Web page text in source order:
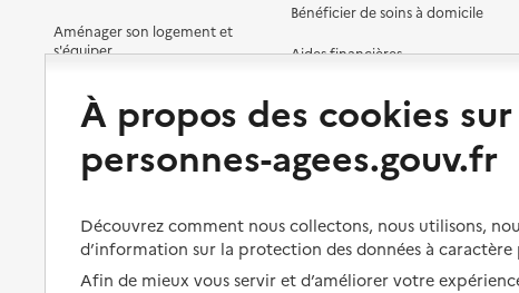
Aménager son logement et
s'équiper
Préserver son autonomie et sa
santé
Organiser à l'avance sa propre
protection
Les obligations de la famille
Bénéficier de soins à domicile
Aides financières
Vivre à domicile avec une
Être hospitalisé
Fin de vie à domicile
À propos des cookies
personnes-agees.gouv.fr
Découvrez comment nous collectons, nous utilisons,
d’information sur la protection des données à caractère
Afin de mieux vous servir et d’améliorer votre